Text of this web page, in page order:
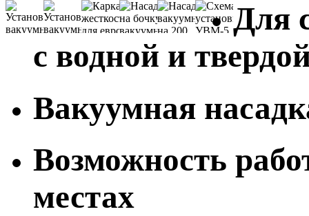
Для
с водной и
Вакуумная
Возможность
местах